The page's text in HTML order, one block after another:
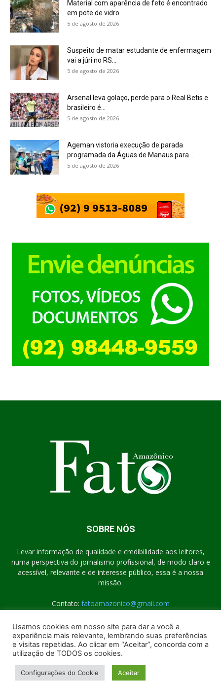
Material com aparência de feto é encontrado
em pote de vidro...
5 de agosto de 2026
Suspeito de matar estudante de enfermagem
vai a júri no RS...
5 de agosto de 2026
Arsenal leva golaço, perde para o Real Betis e
brasileiro é...
5 de agosto de 2026
Ageman vistoria execução de parada
programada da Águas de Manaus para...
5 de agosto de 2026
SOBRE NÓS
Levar informação de qualidade e credibilidade aos leitores,
numa perspectiva do jornalismo profissional, de modo claro e
acessível, relevante e de interesse público, essa é a nossa
missão.
Contato: fatoamazonico@gmail.com
SIGA-NOS
Usamos cookies em nosso site para dar a você a
experiência mais relevante, lembrando suas preferências
e visitas repetidas. Ao clicar em “Aceitar”, concorda com a
utilização de TODOS os cookies.
Configurações do Cookie Aceitar